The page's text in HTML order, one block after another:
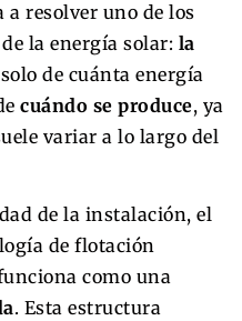
a resolver uno de los
la energía solar: la
de cuánta energía
cuándo se produce, ya
variar a lo largo del
de la instalación, el
de flotación
como una
. Esta estructura